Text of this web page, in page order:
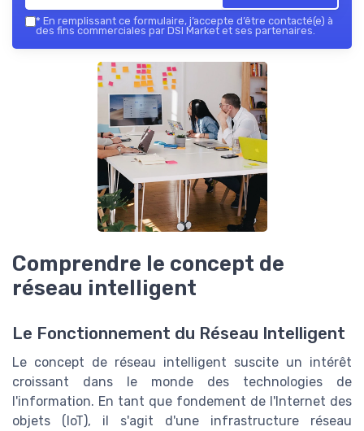
* En remplissant ce formulaire, j’accepte d’être contacté(e) à
des fins commerciales par DSI Market et ses partenaires.
Comprendre le concept de
réseau intelligent
Le Fonctionnement du Réseau Intelligent
Le concept de réseau intelligent suscite un intérêt
croissant dans le monde des technologies de
l'information. En tant que fondement de l'Internet des
objets (IoT), il s'agit d'une infrastructure réseau